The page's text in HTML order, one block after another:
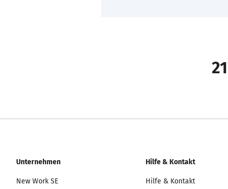
Unternehmen
New Work SE
Hilfe & Kontakt
Hilfe & Kontakt